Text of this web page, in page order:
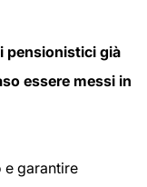
pensionistici già
essere messi in
e garantire